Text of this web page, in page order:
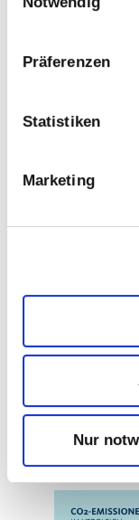
Präferenzen
Statistiken
Marketing
Nur
82
waren
und den
Radio ist
verbraucht
Bei uns
im Kopf